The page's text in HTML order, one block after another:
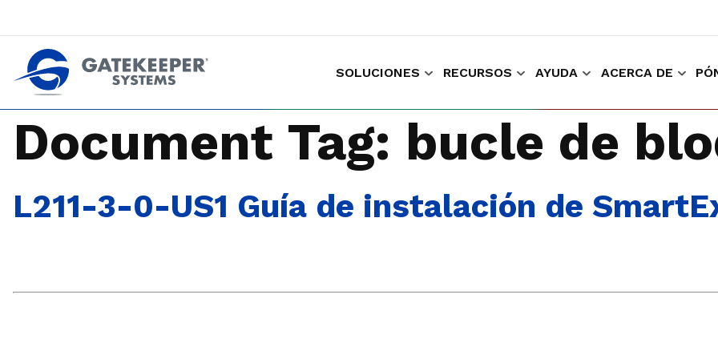
SOLUCIONES RECURSOS AYUDA ACERCA DE
Document Tag: bucle de
L211-3-0-US1 Guía de instalación de